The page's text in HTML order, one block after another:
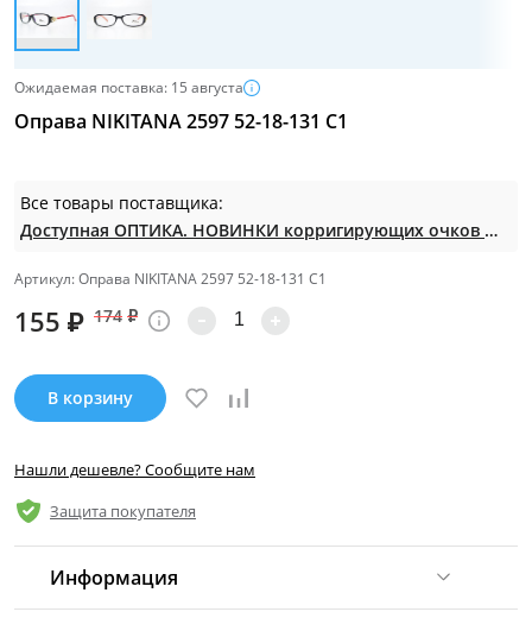
Ожидаемая поставка: 15 августа
Оправа NIKITANA 2597 52-18-131 С1
Все товары поставщика:
Доступная ОПТИКА. НОВИНКИ корригирующих очков по СУПЕР ценам. Таких нет на МП.
Артикул: Оправа NIKITANA 2597 52-18-131 С1
155 ₽ 174 ₽
В корзину
Нашли дешевле? Сообщите нам
Защита покупателя
Информация